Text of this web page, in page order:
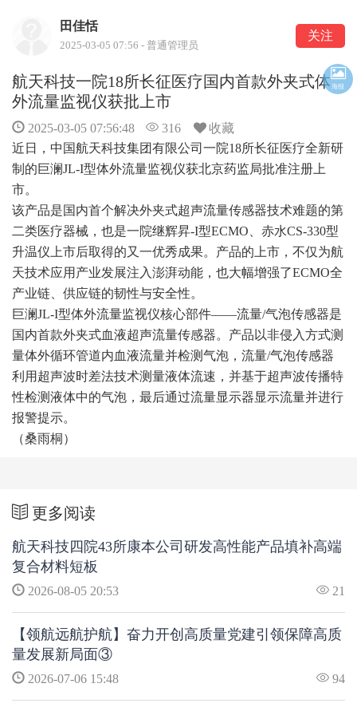
田佳恬
2025-03-05 07:56 - 普通管理员
关注
航天科技一院18所长征医疗国内首款外夹式体
外流量监视仪获批上市
2025-03-05 07:56:48 316
收藏
近日，中国航天科技集团有限公司一院18所长征医疗全新研
制的巨澜JL-I型体外流量监视仪获北京药监局批准注册上
市。
该产品是国内首个解决外夹式超声流量传感器技术难题的第
二类医疗器械，也是一院继辉昇-I型ECMO、赤水CS-330型
升温仪上市后取得的又一优秀成果。产品的上市，不仅为航
天技术应用产业发展注入澎湃动能，也大幅增强了ECMO全
产业链、供应链的韧性与安全性。
巨澜JL-I型体外流量监视仪核心部件——流量/气泡传感器是
国内首款外夹式血液超声流量传感器。产品以非侵入方式测
量体外循环管道内血液流量并检测气泡，流量/气泡传感器
利用超声波时差法技术测量液体流速，并基于超声波传播特
性检测液体中的气泡，最后通过流量显示器显示流量并进行
报警提示。
（桑雨桐）
更多阅读
航天科技四院43所康本公司研发高性能产品填补高端
复合材料短板
2026-08-05 20:53 21
【领航远航护航】奋力开创高质量党建引领保障高质
量发展新局面③
2026-07-06 15:48 94
海报